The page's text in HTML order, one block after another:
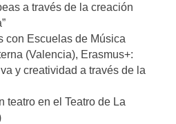
a través de la creación
con Escuelas de Música
(Valencia), Erasmus+:
y creatividad a través de la
teatro en el Teatro de La